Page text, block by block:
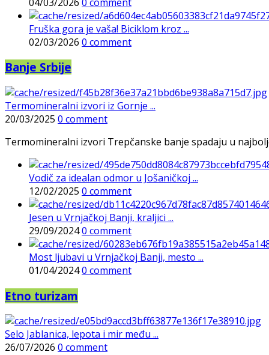
Fruška gora je vaša! Biciklom kroz ...
02/03/2026 0 comment
Banje Srbije
Termomineralni izvori iz Gornje ...
20/03/2025 0 comment
Termomineralni izvori Trepčanske banje spadaju u
Vodič za idealan odmor u Jošaničkoj ...
12/02/2025 0 comment
Jesen u Vrnjačkoj Banji, kraljici ...
29/09/20240 comment
Most ljubavi u Vrnjačkoj Banji, mesto ...
01/04/20240 comment
Etno turizam
Selo Jablanica, lepota i mir među ...
26/07/2026 0 comment